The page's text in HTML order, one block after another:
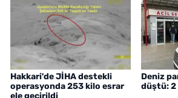
Hakkari'de JİHA destekli
operasyonda 253 kilo esrar
Deniz
düştü: 2